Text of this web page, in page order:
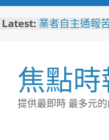
Latest: 業者自主通報
解鎖城市新玩
耐心勸導卸心
聚 竹警二分局
子返家
焦點時
提供最即時 最多元